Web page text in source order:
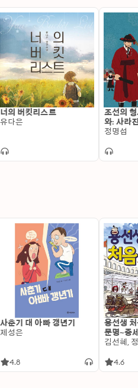
문학계에 코니 윌리스 전성
, 로커스상을 동시에 석권하
넘나드는 왕성한 작품 발표로
받은 작가로 손꼽히며, 2009년
째로 ‘그랜드 마스터상’을 받
작품 활동을 이어가고 있으
수상한 중단편을 모은 ‘코니
적한 『양 목에 방울달기』
꺼져! 나는 로켓 무용단이 되
용준대전에서 태어나 서울대
17회 과학기술 도서상 번역 부
』, 『벨벳 애무하기』(세라 워
방향』(어슐러 르 귄) 등이 있
임’의 비모, ‘갓파 쿠와 여름방
장, 라디오 문학관, 소설 극장
시리즈의 팬들에게 알립니다
명은 독일군의 공습에 대한 런
점검하기 위해서, 또 다른 한
(사실 이 친구는 진주만에 가려
랬듯 예상치 못했던 일들이
자들이 지켜야 할 첫 번째 규칙
이죠. 그러나 폭탄이 떨어지고
죽어가는 아이가 아스피린만
너의 버킷리스트
유다은
조선의 형
와: 사라
정명섭
사춘기 대 아빠 갱년기
제성은
4.8
용선생
문명~중
4.6